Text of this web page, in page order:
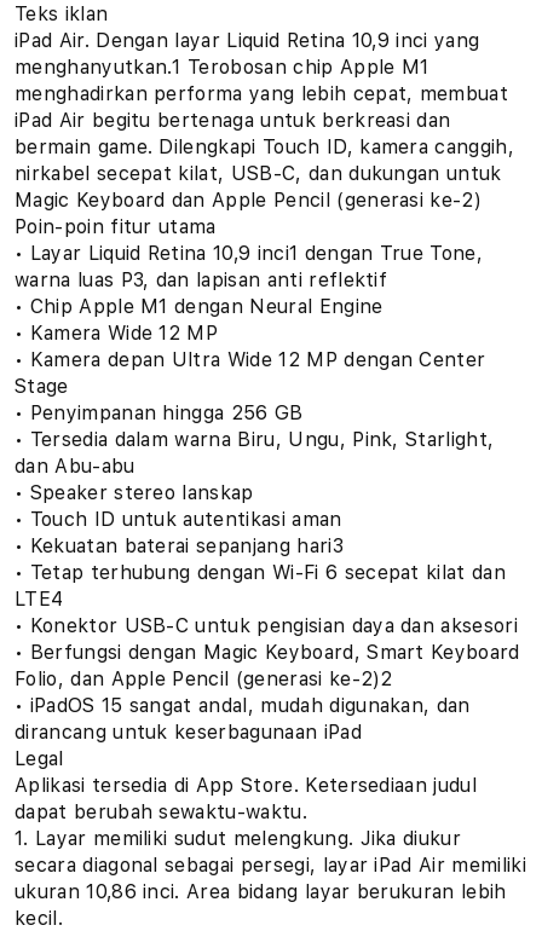
Teks iklan
iPad Air. Dengan layar Liquid Retina 10,9 inci yang
menghanyutkan.1 Terobosan chip Apple M1
menghadirkan performa yang lebih cepat, membuat
iPad Air begitu bertenaga untuk berkreasi dan
bermain game. Dilengkapi Touch ID, kamera canggih,
nirkabel secepat kilat, USB-C, dan dukungan untuk
Magic Keyboard dan Apple Pencil (generasi ke-2)
Poin-poin fitur utama
• Layar Liquid Retina 10,9 inci1 dengan True Tone,
warna luas P3, dan lapisan anti reflektif
• Chip Apple M1 dengan Neural Engine
• Kamera Wide 12 MP
• Kamera depan Ultra Wide 12 MP dengan Center
Stage
• Penyimpanan hingga 256 GB
• Tersedia dalam warna Biru, Ungu, Pink, Starlight,
dan Abu-abu
• Speaker stereo lanskap
• Touch ID untuk autentikasi aman
• Kekuatan baterai sepanjang hari3
• Tetap terhubung dengan Wi-Fi 6 secepat kilat dan
LTE4
• Konektor USB-C untuk pengisian daya dan aksesori
• Berfungsi dengan Magic Keyboard, Smart Keyboard
Folio, dan Apple Pencil (generasi ke-2)2
• iPadOS 15 sangat andal, mudah digunakan, dan
dirancang untuk keserbagunaan iPad
Legal
Aplikasi tersedia di App Store. Ketersediaan judul
dapat berubah sewaktu-waktu.
1. Layar memiliki sudut melengkung. Jika diukur
secara diagonal sebagai persegi, layar iPad Air memiliki
ukuran 10,86 inci. Area bidang layar berukuran lebih
kecil.